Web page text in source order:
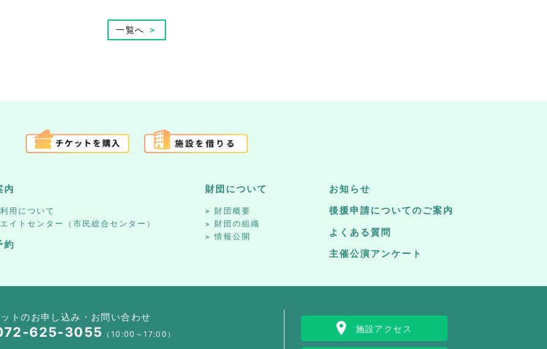
一覧へ ＞
内
用について
イトセンター（市民総合センター）
約
財団について
財団概要
財団の組織
情報公開
お知らせ
後援申請についてのご案内
よくある質問
主催公演アンケート
トのお申し込み・お問い合わせ
625-3055 （10:00～17:00）
施設アクセス